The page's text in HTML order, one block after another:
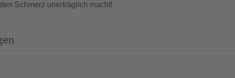
Schmerz unerträglich macht!